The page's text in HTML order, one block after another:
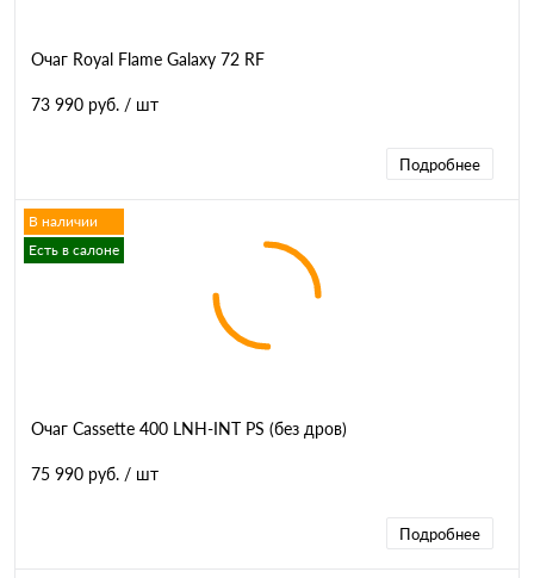
Очаг Royal Flame Galaxy 72 RF
73 990 руб. / шт
Подробнее
В наличии
Есть в салоне
Очаг Cassette 400 LNH-INT PS (без дров)
75 990 руб. / шт
Подробнее